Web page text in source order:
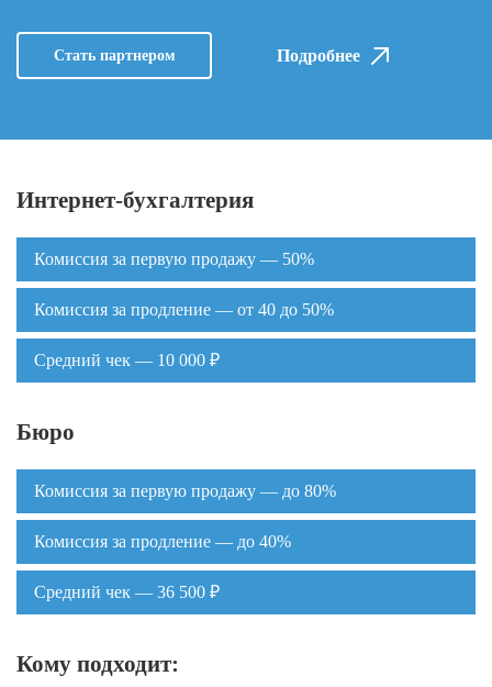
Стать партнером Подробнее
Интернет-бухгалтерия
Комиссия за первую продажу — 50%
Комиссия за продление — от 40 до 50%
Средний чек — 10 000 ₽
Бюро
Комиссия за первую продажу — до 80%
Комиссия за продление — до 40%
Средний чек — 36 500 ₽
Кому подходит: